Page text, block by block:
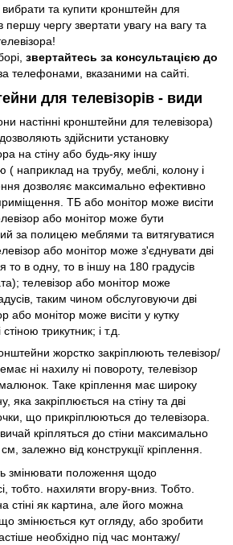
та купити кронштейн для
першу чергу звертати увагу на вагу та
звертайтесь за консультацією до
телефонами, вказаними на сайті.
для телевізорів - види
настінні кронштейни для телевізора)
здійснити установку
на стіну або будь-яку іншу
( наприклад на трубу, меблі, колону і
дозволяє максимально ефективно
ТБ або монітор може висіти
або монітор може бути
за полицею меблями та витягуватися
або монітор може з'єднувати дві
то в одну, то в іншу на 180 градусів
телевізор або монітор може
таким чином обслуговуючи дві
або монітор може висіти у кутку
трикутник; і т.д.
жорстко закріплюють телевізор/
ні нахилу ні повороту, телевізор
малюнок. Таке кріплення має широку
яка закріплюється на стіну та дві
що прикріплюються до телевізора.
кріпляться до стіни максимально
залежно від конструкції кріплення.
змінювати положення щодо
тобто. нахиляти вгору-вниз. Тобто.
стіні як картина, але його можна
змінюється кут огляду, або зробити
необхідно під час монтажу/